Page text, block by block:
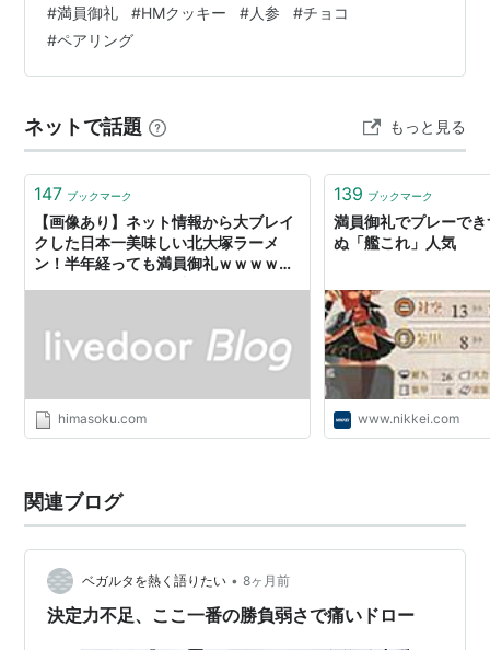
ロチョコ・ソフトクッキー」をご紹介させていただきま
す。 ニンジンが主役！驚きのヘルシーおやつ このクッキ
ー、実はたっぷりチョコレートと同量のニンジンを細か
なチョコレートの味。 「ニンジンが入っているなんて分
からない！」と、主催者サイドも驚くほど…
#満員御礼 #HMクッキー #人参 #チョコ
#ペアリング
ネットで話題 もっと見る
147 ブックマーク
【画像あり】ネット情報から大ブレイ
クした日本一美味しい北大塚ラーメ
ン！半年経っても満員御礼ｗｗｗｗｗ
himasoku.com
139 ブックマーク
満員御礼でプレーで
ぬ「艦これ」人気
www.nikkei.com
関連ブログ
ベガルタを熱く語りたい • 8ヶ月前
決定力不足、ここ一番の勝負弱さで痛いドロー